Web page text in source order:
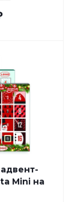
Mini на